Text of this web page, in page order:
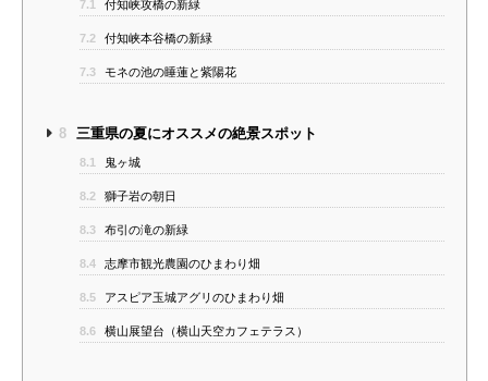
7.1 付知峡攻橋の新緑
7.2 付知峡本谷橋の新緑
7.3 モネの池の睡蓮と紫陽花
8 三重県の夏にオススメの絶景スポット
8.1 鬼ヶ城
8.2 獅子岩の朝日
8.3 布引の滝の新緑
8.4 志摩市観光農園のひまわり畑
8.5 アスピア玉城アグリのひまわり畑
8.6 横山展望台（横山天空カフェテラス）